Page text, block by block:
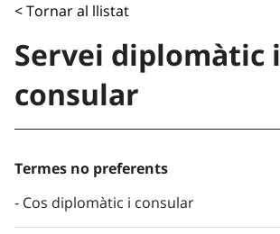
< Tornar al llistat
Servei diplomàtic i
consular
Termes no preferents
Cos diplomàtic i consular